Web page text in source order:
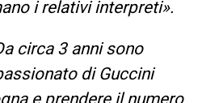
i relativi interpreti».
circa 3 anni sono
di Guccini